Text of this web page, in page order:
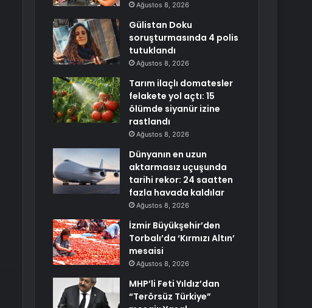
Ağustos 8, 2026
Gülistan Doku
soruşturmasında 4 polis
tutuklandı
Ağustos 8, 2026
Tarım ilaçlı domatesler
felakete yol açtı: 15
ölümde siyanür izine
rastlandı
Ağustos 8, 2026
Dünyanın en uzun
aktarmasız uçuşunda
tarihi rekor: 24 saatten
fazla havada kaldılar
Ağustos 8, 2026
İzmir Büyükşehir’den
Torbalı’da ‘Kırmızı Altın’
mesaisi
Ağustos 8, 2026
MHP’li Feti Yıldız’dan
“Terörsüz Türkiye”